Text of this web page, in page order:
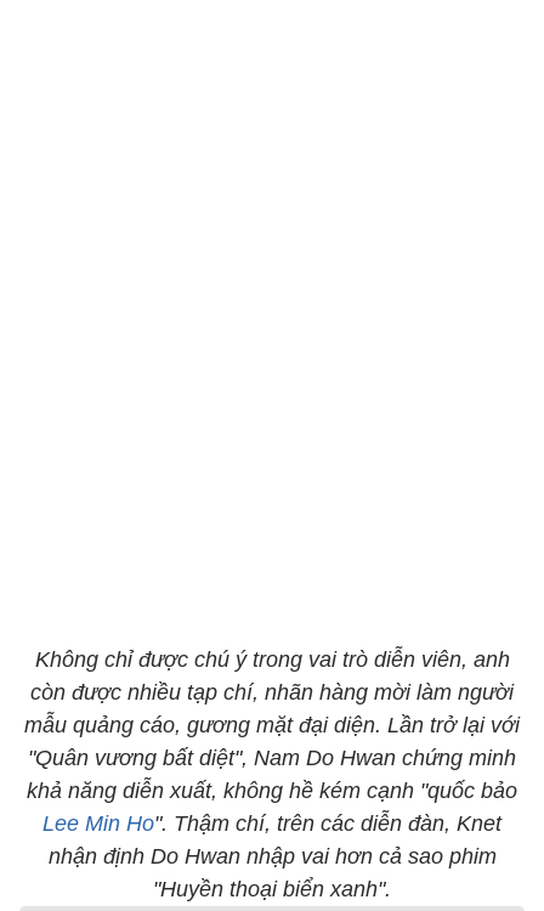
Không chỉ được chú ý trong vai trò diễn viên, anh
còn được nhiều tạp chí, nhãn hàng mời làm người
mẫu quảng cáo, gương mặt đại diện. Lần trở lại với
"Quân vương bất diệt", Nam Do Hwan chứng minh
khả năng diễn xuất, không hề kém cạnh "quốc bảo
Lee Min Ho". Thậm chí, trên các diễn đàn, Knet
nhận định Do Hwan nhập vai hơn cả sao phim
"Huyền thoại biển xanh".